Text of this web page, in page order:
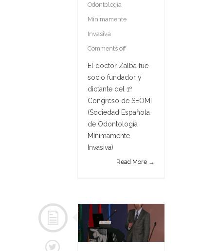
Odontología
Mínimamente
Invasiva
Comments off
El doctor Zalba fue
socio fundador y
dictante del 1º
Congreso de SEOMI
(Sociedad Española
de Odontología
Mínimamente
Invasiva)
Read More →